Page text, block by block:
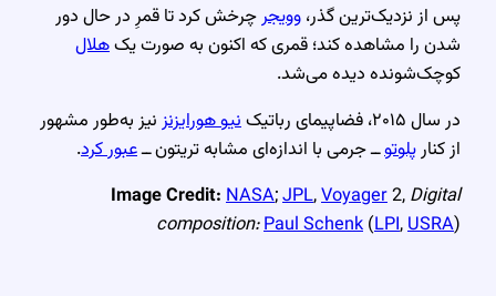
پس از نزدیک‌ترین گذر،وویجرچرخش کرد تا قمرِ در حال دور
شدن را مشاهده کند؛ قمری که اکنون به صورت یکهلال
کوچک‌شونده دیده می‌شد.
در سال ۲۰۱۵، فضاپیمای رباتیک
نیو هورایزنزنیز به‌طور مشهور
از کنارپلوتوــ جرمی با اندازه‌ای مشابه تریتون ــعبور کرد.
Image Credit:NASA;JPL,Voyager2,Digital
composition:Paul Schenk(LPI,USRA)